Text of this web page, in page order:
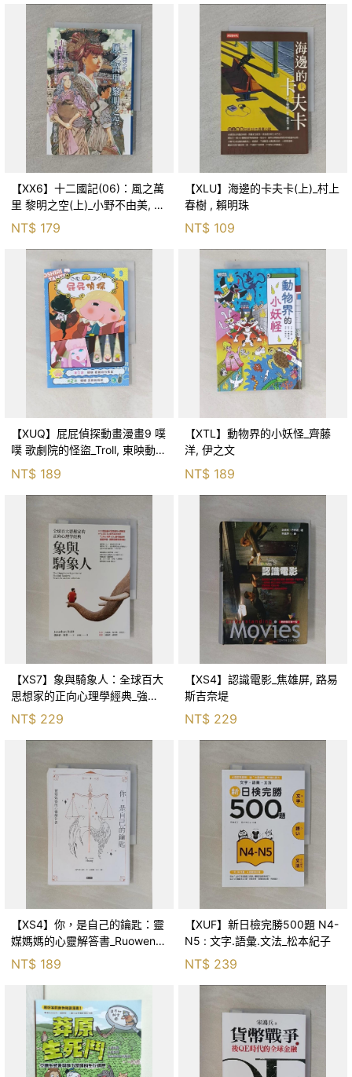
【XX6】十二國記(06)：風之萬
里 黎明之空(上)_小野不由美, 王
蘊潔
NT$ 179
【XLU】海邊的卡夫卡(上)_村上
春樹 , 賴明珠
NT$ 109
【XUQ】屁屁偵探動畫漫畫9 噗
噗 歌劇院的怪盜_Troll, 東映動畫
株式會社, 張東君
NT$ 189
【XTL】動物界的小妖怪_齊藤
洋, 伊之文
NT$ 189
【XS7】象與騎象人：全球百大
思想家的正向心理學經典_強納
森．海德, 李靜瑤
NT$ 229
【XS4】認識電影_焦雄屏, 路易
斯吉奈堤
NT$ 229
【XS4】你，是自己的鑰匙：靈
媒媽媽的心靈解答書_Ruowen
Huang
NT$ 189
【XUF】新日檢完勝500題 N4-
N5 : 文字.語彙.文法_松本紀子
NT$ 239